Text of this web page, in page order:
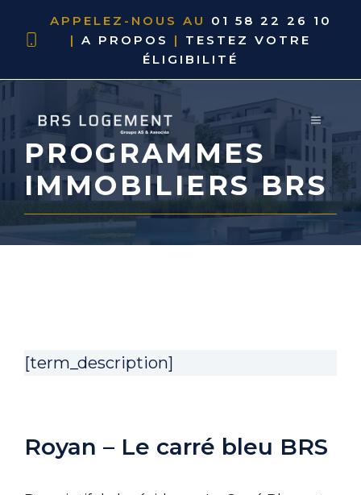
APPELEZ-NOUS AU 01 58 22 26 10
|A PROPOS | TESTEZ VOTRE
ÉLIGIBILITÉ
PROGRAMMES
IMMOBILIERS BRS
[term_description]
Royan – Le carré bleu BRS